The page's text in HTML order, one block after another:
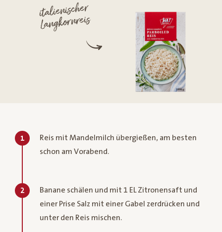
italienischer
Langkornreis
1
Reis mit Mandelmilch übergießen, am besten
schon am Vorabend.
2
Banane schälen und mit 1 EL Zitronensaft und
einer Prise Salz mit einer Gabel zerdrücken und
unter den Reis mischen.